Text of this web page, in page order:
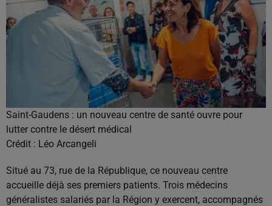
Saint-Gaudens : un nouveau centre de santé ouvre pour
lutter contre le désert médical
Crédit : Léo Arcangeli
Situé au 73, rue de la République, ce nouveau centre
accueille déjà ses premiers patients. Trois médecins
généralistes salariés par la Région y exercent, accompagnés